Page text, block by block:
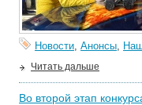
Новости, Анонсы,
Читать дальше
Во второй этап